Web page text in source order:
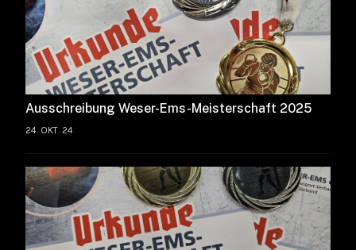
Ausschreibung Weser-Ems-Meisterschaft 2025
24. OKT. 24